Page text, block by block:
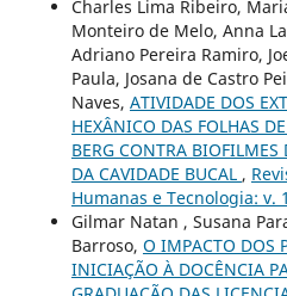
Charles Lima Ribeiro,
Monteiro de Melo, Anna
Adriano Pereira Ramiro,
Paula, Josana de Castro
Naves, ATIVIDADE DOS
HEXÂNICO DAS FOLHAS
BERG CONTRA
DA CAVIDADE BUCAL ,
Humanas e Tecnologia: v.
Gilmar Natan , Susana
Barroso, O IMPACTO DOS
INICIAÇÃO À DOCÊNCIA